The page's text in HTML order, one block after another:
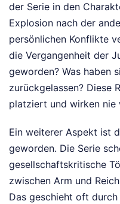
der Serie in den
Explosion nach der
persönlichen Konflikte
die Vergangenheit der
geworden? Was haben
zurückgelassen? Diese
platziert und wirken nie
Ein weiterer Aspekt ist
geworden. Die Serie
gesellschaftskritische
zwischen Arm und
Das geschieht oft